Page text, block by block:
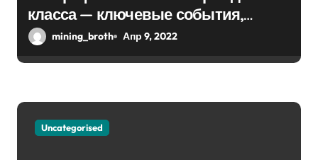
и
я
класса — ключевые события,
достижения, история жизни
mining_broth Апр 9, 2022
Uncategorised